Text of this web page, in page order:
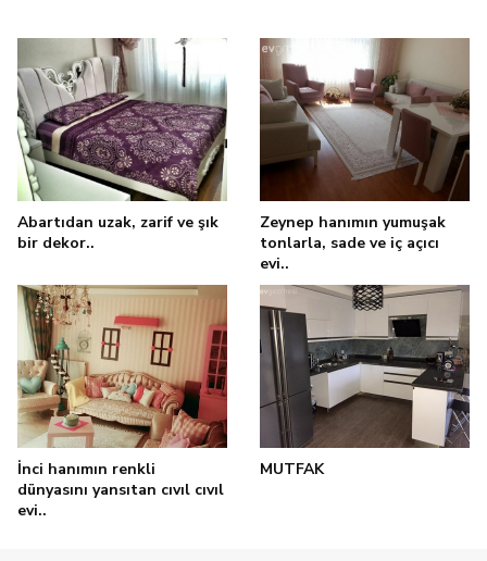
Abartıdan uzak, zarif ve şık
bir dekor..
Zeynep hanımın yumuşak
tonlarla, sade ve iç açıcı
evi..
İnci hanımın renkli
dünyasını yansıtan cıvıl cıvıl
evi..
MUTFAK